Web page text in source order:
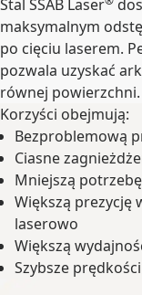
Stal SSAB Laser
maksymalnym
po cięciu laserem.
pozwala uzyskać
równej powierzchni.
Korzyści obejmują:
Bezproblemową
Ciasne
Mniejszą
Większą
laserowo
Większą
Szybsze